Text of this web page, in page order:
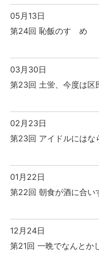
05月13日
第24回 恥飯のすゝめ
03月30日
第23回 土蛍、今度は区
02月23日
第23回 アイドルにはな
01月22日
第22回 朝食が酒に合い
12月24日
第21回 一晩でなんとか